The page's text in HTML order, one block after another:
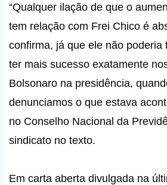
“Qualquer ilação de que o
tem relação com Frei Chico é
confirma, já que ele não poderia
ter mais sucesso exatamente
Bolsonaro na presidência,
denunciamos o que estava
no Conselho Nacional da
sindicato no texto.
Em carta aberta divulgada na